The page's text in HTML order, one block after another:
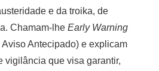
e da troika, de
Chamam-lhe Early Warning
Aviso Antecipado) e explicam
vigilância que visa garantir,